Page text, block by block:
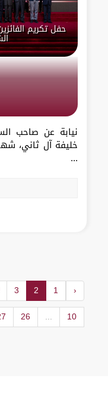
حفل تكريم
نيابة عن صاحب
خليفة آل ثاني،
...
‹
1
2
3
10
...
26